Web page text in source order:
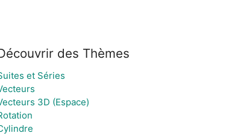
des Thèmes
et Séries
3D (Espace)